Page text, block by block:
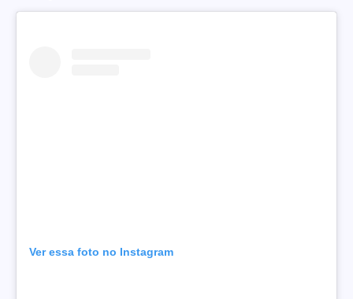
Ver essa foto no Instagram